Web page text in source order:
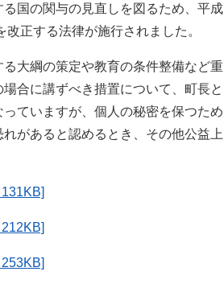
国の関与の見直しを図るため、平成
正する法律が施行されました。
大綱の策定や教育の条件整備など重
合に講ずべき措置について、町長と
ていますが、個人の秘密を保つため
があると認めるとき、その他公益上